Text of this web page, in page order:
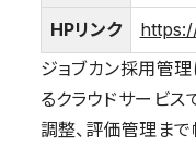
HPリンク
ジョブカン採用管
るクラウドサービ
調整、評価管理ま